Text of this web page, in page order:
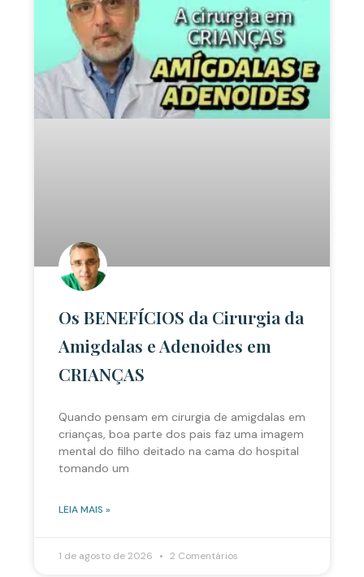
Os BENEFÍCIOS da Cirurgia da
Amigdalas e Adenoides em
CRIANÇAS
Quando pensam em cirurgia de amigdalas em
crianças, boa parte dos pais faz uma imagem
mental do filho deitado na cama do hospital
tomando um
LEIA MAIS »
1 de agosto de 2026 2 Comentários